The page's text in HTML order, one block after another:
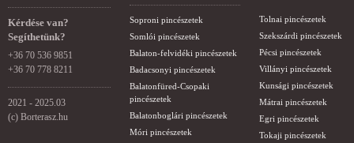
Kérdése van?
Segíthetünk?
+36 70 536 9851
+36 70 778 8211
2021 - 2025.03
(c) Borterasz.hu
Soproni pincészetek
Somlói pincészetek
Balaton-felvidéki pincészetek
Badacsonyi pincészetek
Balatonfüred-Csopaki
pincészetek
Balatonboglári pincészetek
Móri pincészetek
Tolnai pincészetek
Szekszárdi pincészetek
Pécsi pincészetek
Villányi pincészetek
Kunsági pincészetek
Mátrai pincészetek
Egri pincészetek
Tokaji pincészetek